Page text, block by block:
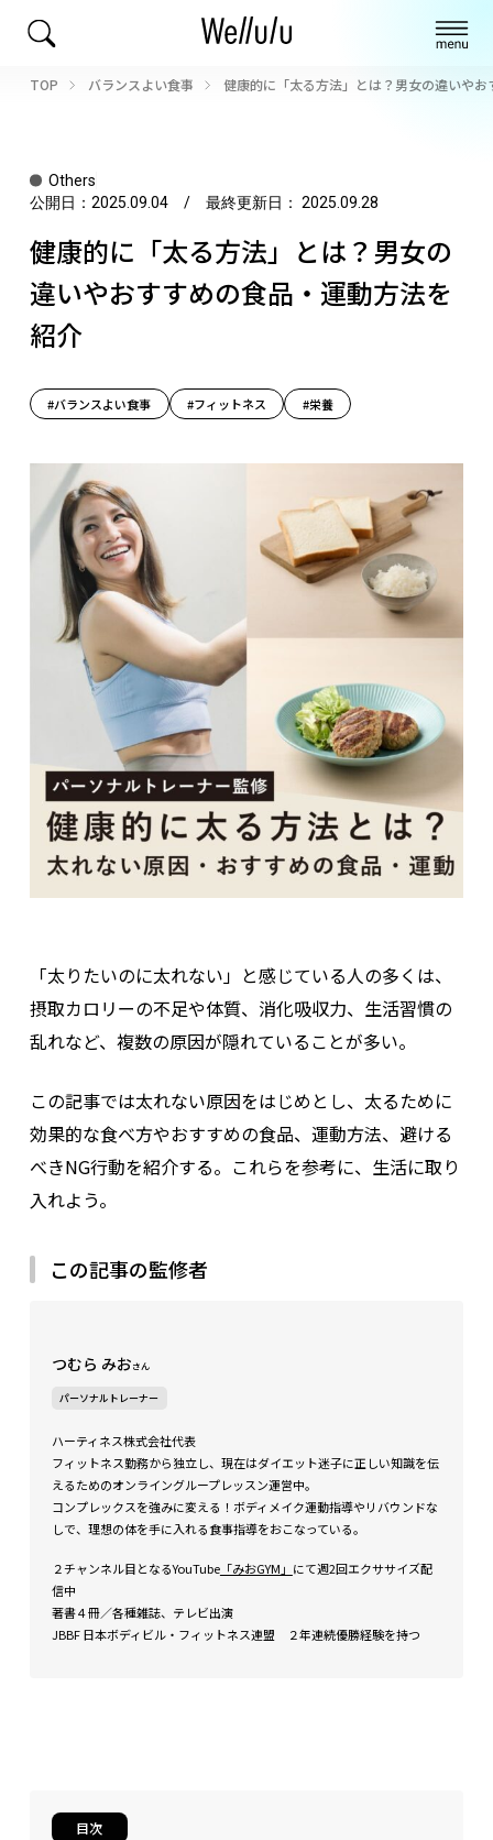
TOP バランスよい食事 健康的に「太る方法」とは？男女の違いや
Others
公開日： 2025.09.04/ 最終更新日： 2025.09.28
健康的に「太る方法」とは？男女の
違いやおすすめの食品・運動方法を
紹介
#バランスよい食事 #フィットネス #栄養
「太りたいのに太れない」と感じている人の多くは、
摂取カロリーの不足や体質、消化吸収力、生活習慣の
乱れなど、複数の原因が隠れていることが多い。
この記事では太れない原因をはじめとし、太るために
効果的な食べ方やおすすめの食品、運動方法、避ける
べきNG行動を紹介する。これらを参考に、生活に取り
入れよう。
この記事の監修者
つむら みおさん
パーソナルトレーナー
ハーティネス株式会社代表
フィットネス勤務から独立し、現在はダイエット迷子に正しい知識を伝
えるためのオンライングループレッスン運営中。
コンプレックスを強みに変える！ボディメイク運動指導やリバウンドな
しで、理想の体を手に入れる食事指導をおこなっている。
２チャンネル目となるYouTube「みおGYM」 にて週2回エクササイズ配
信中
著書４冊／各種雑誌、テレビ出演
JBBF 日本ボディビル・フィットネス連盟 ２年連続優勝経験を持つ
目次